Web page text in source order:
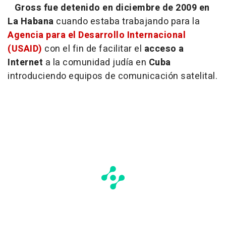
Gross fue detenido en diciembre de 2009 en
La Habana cuando estaba trabajando para la
Agencia para el Desarrollo Internacional
(USAID) con el fin de facilitar el acceso a
Internet a la comunidad judía en Cuba
introduciendo equipos de comunicación satelital.